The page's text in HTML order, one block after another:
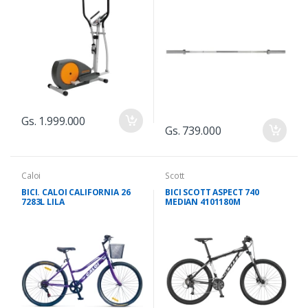
Gs. 1.999.000
Gs. 739.000
Caloi
BICI. CALOI CALIFORNIA 26
7283L LILA
Scott
BICI SCOTT ASPECT 740
MEDIAN 4101180M